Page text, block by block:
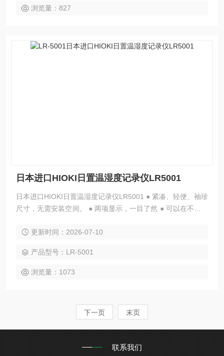
也不会丢失。 ● 即使万一发生
浏览量：827
日本进口HIOKI日置温湿度记录仪LR5001
日本进口HIOKI日置温湿度记录仪LR5001 ● 紧凑、轻便、袖珍
尺寸，无需安装空间。 ● 两项显示，一目了然 ● 可以在不停止
音时更换电池（即使取出电池，录音仍持续约30秒，但电池电
录容量高达传统型号的7倍（每通道60,000个数据） ● 新增统
计值记录模式，记录变化不遗漏。
更新时间：2026-07-10
产品型号：LR-5001
浏览量：1073
下一页 末页
联系我们